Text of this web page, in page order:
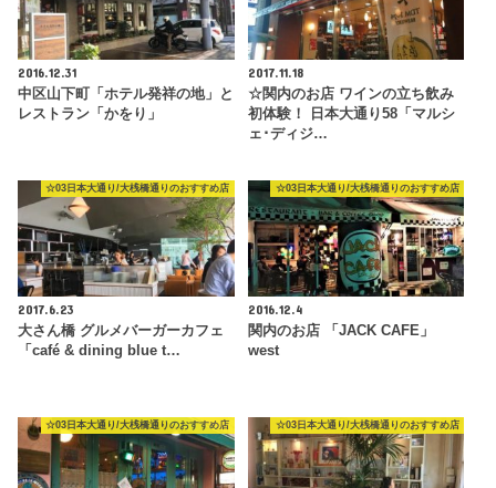
2016.12.31
中区山下町「ホテル発祥の地」と
レストラン「かをり」
2017.11.18
☆関内のお店 ワインの立ち飲み
初体験！ 日本大通り58「マルシ
ェ･ディジ…
☆03日本大通り/大桟橋通りのおすすめ店
2017.6.23
大さん橋 グルメバーガーカフェ
「café & dining blue t…
☆03日本大通り/大桟橋通りのおすすめ店
2016.12.4
関内のお店 「JACK CAFE」
west
☆03日本大通り/大桟橋通りのおすすめ店 ☆03日本大通り/大桟橋通りのおすすめ店